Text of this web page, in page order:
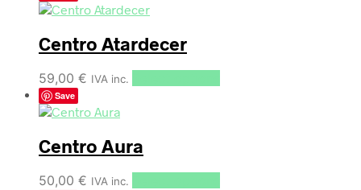
Centro Atardecer
59,00 € IVA inc.
Save
Centro Aura
50,00 € IVA inc.